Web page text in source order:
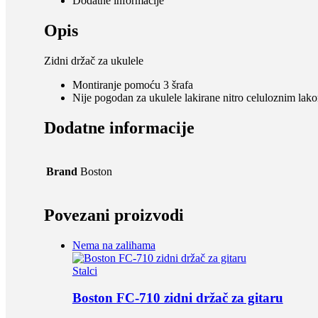
Opis
Zidni držač za ukulele
Montiranje pomoću 3 šrafa
Nije pogodan za ukulele lakirane nitro celuloznim
Dodatne informacije
Brand Boston
Povezani proizvodi
Nema na zalihama
Stalci
Boston FC-710 zidni držač za gitaru